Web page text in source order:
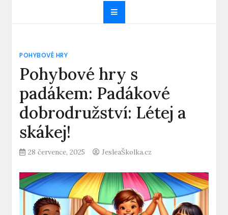
POHYBOVÉ HRY
Pohybové hry s
padákem: Padákové
dobrodružství: Létej a
skákej!
28 července, 2025 JesleaŠkolka.cz